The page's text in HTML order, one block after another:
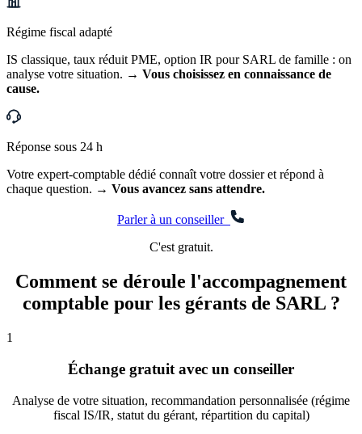
Régime fiscal adapté
IS classique, taux réduit PME, option IR pour SARL de famille : on
analyse votre situation. → Vous choisissez en connaissance de
cause.
Réponse sous 24 h
Votre expert-comptable dédié connaît votre dossier et répond à
chaque question. → Vous avancez sans attendre.
Parler à un conseiller
C'est gratuit.
Comment se déroule l'accompagnement
comptable pour les gérants de SARL ?
1
Échange gratuit avec un conseiller
Analyse de votre situation, recommandation personnalisée (régime
fiscal IS/IR, statut du gérant, répartition du capital)